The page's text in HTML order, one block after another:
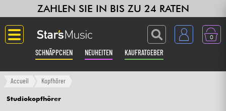
ZAHLEN SIE IN BIS ZU 24 RATEN
0
SCHNÄPPCHEN NEUHEITEN KAUFRATGEBER
Langue
Gitarre & Bass
Accueil Kopfhörer
Studiokopfhörer